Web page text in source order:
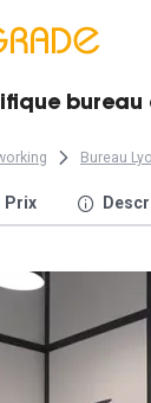
bureau
Bureau
Prix